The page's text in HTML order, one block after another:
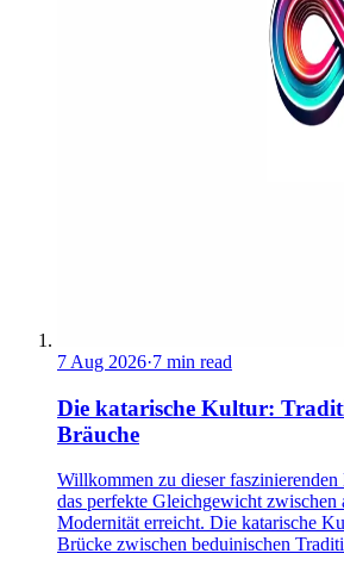
7 Aug 2026·7 min read
Die katarische Kultur:
Bräuche
Willkommen zu dieser
das perfekte Gleichgewicht zwischen
Modernität erreicht. Die katarische
Brücke zwischen beduinischen